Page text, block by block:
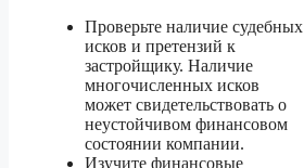
Проверьте наличие судебных
исков и претензий к
застройщику. Наличие
многочисленных исков
может свидетельствовать о
неустойчивом финансовом
состоянии компании.
Изучите финансовые